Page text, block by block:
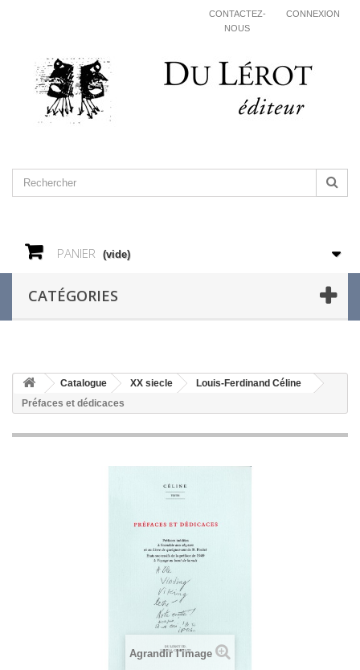
CONNEXION
CONTACTEZ-
NOUS
PANIER (vide)
CATÉGORIES
Catalogue XX siecle
Louis-Ferdinand Céline
Préfaces et dédicaces
Agrandir l'image